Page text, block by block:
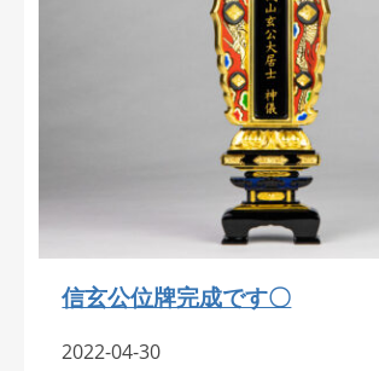
信玄公位牌完成です〇
2022-04-30